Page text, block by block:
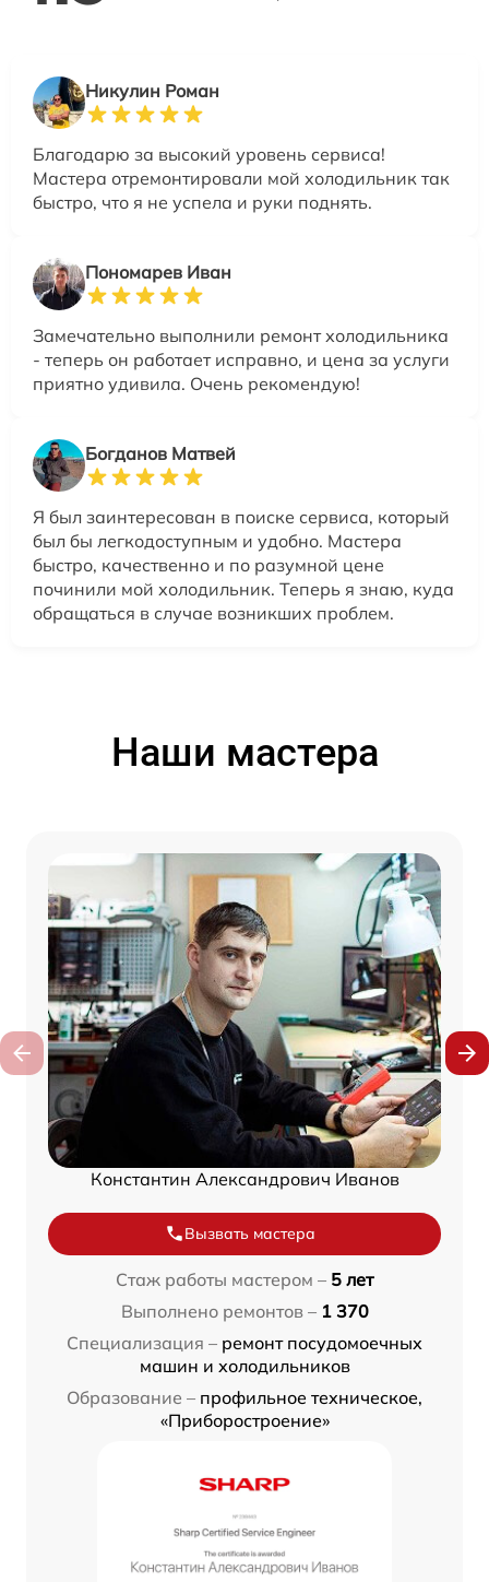
Никулин Роман
Благодарю за высокий уровень сервиса!
Мастера отремонтировали мой холодильник так
быстро, что я не успела и руки поднять.
Пономарев Иван
Замечательно выполнили ремонт холодильника
- теперь он работает исправно, и цена за услуги
приятно удивила. Очень рекомендую!
Богданов Матвей
Я был заинтересован в поиске сервиса, который
был бы легкодоступным и удобно. Мастера
быстро, качественно и по разумной цене
починили мой холодильник. Теперь я знаю, куда
обращаться в случае возникших проблем.
Наши мастера
Константин Александрович Иванов
Вызвать мастера
Стаж работы мастером – 5 лет
Выполнено ремонтов – 1 370
Специализация – ремонт посудомоечных
машин и холодильников
Образование – профильное техническое,
«Приборостроение»